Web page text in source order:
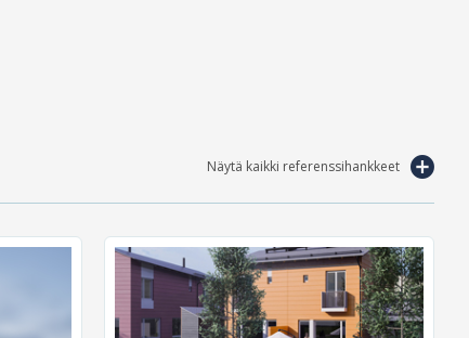
Näytä kaikki referenssihankkeet